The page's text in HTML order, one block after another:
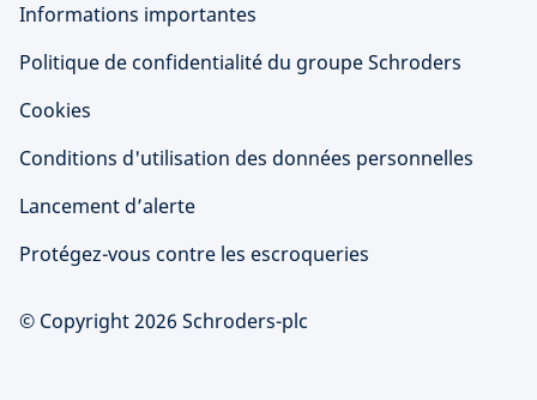
Informations importantes
Politique de confidentialité du groupe Schroders
Cookies
Conditions d'utilisation des données personnelles
Lancement d’alerte
Protégez-vous contre les escroqueries
© Copyright 2026 Schroders-plc